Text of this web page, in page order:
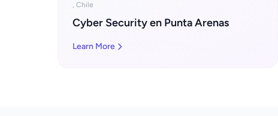
, Chile
Cyber Security en Punta Arenas
Learn More